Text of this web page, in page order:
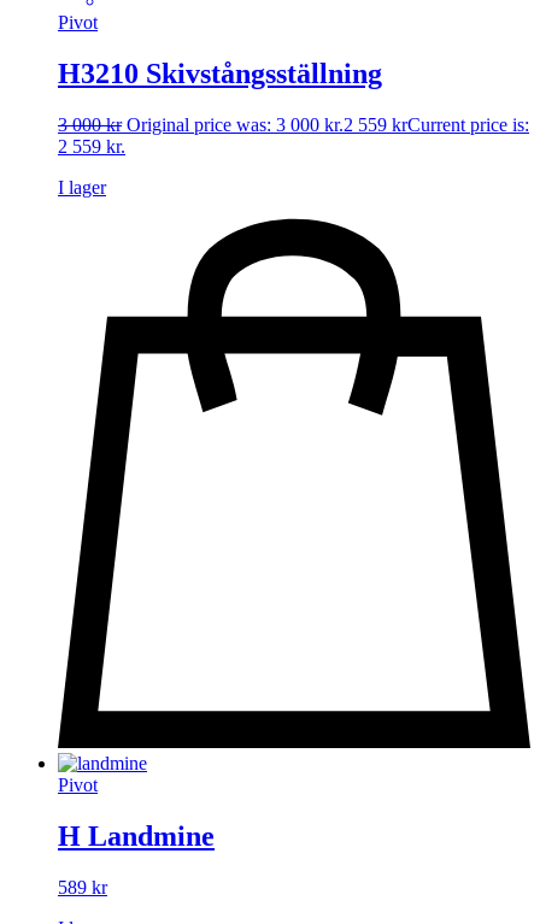
Pivot
H3210 Skivstångsställning
3 000kr Original price was: 3 000 kr.2 559 krCurrent price is:
2 559 kr.
I lager
Pivot
H Landmine
589 kr